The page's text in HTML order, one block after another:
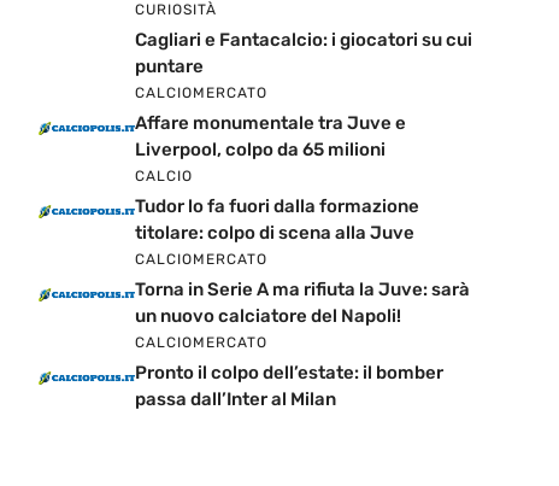
CURIOSITÀ
Cagliari e Fantacalcio: i giocatori su cui
puntare
CALCIOMERCATO
Affare monumentale tra Juve e
Liverpool, colpo da 65 milioni
CALCIO
Tudor lo fa fuori dalla formazione
titolare: colpo di scena alla Juve
CALCIOMERCATO
Torna in Serie A ma rifiuta la Juve: sarà
un nuovo calciatore del Napoli!
CALCIOMERCATO
Pronto il colpo dell’estate: il bomber
passa dall’Inter al Milan